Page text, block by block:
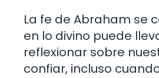
La fe de Abraham se
en lo divino puede
reflexionar sobre
confiar, incluso